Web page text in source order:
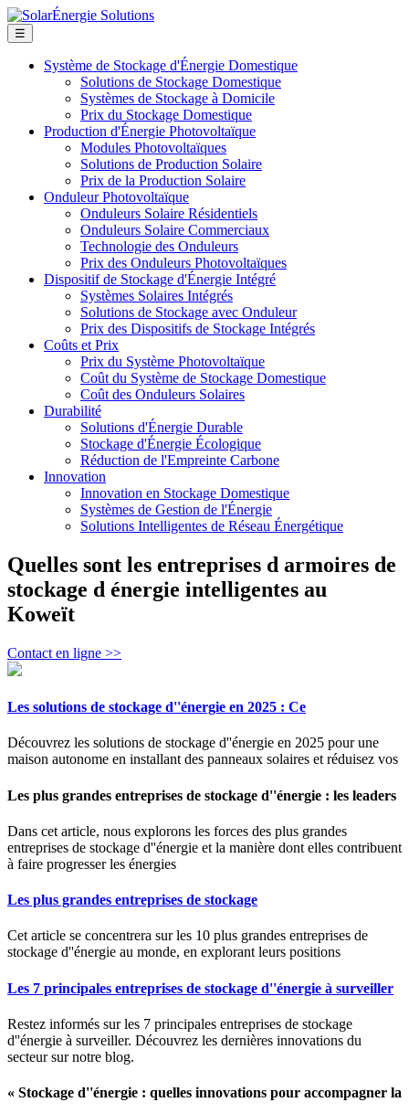
☰
Système de Stockage d'Énergie Domestique
Solutions de Stockage Domestique
Systèmes de Stockage à Domicile
Prix du Stockage Domestique
Production d'Énergie Photovoltaïque
Modules Photovoltaïques
Solutions de Production Solaire
Prix de la Production Solaire
Onduleur Photovoltaïque
Onduleurs Solaire Résidentiels
Onduleurs Solaire Commerciaux
Technologie des Onduleurs
Prix des Onduleurs Photovoltaïques
Dispositif de Stockage d'Énergie Intégré
Systèmes Solaires Intégrés
Solutions de Stockage avec Onduleur
Prix des Dispositifs de Stockage Intégrés
Coûts et Prix
Prix du Système Photovoltaïque
Coût du Système de Stockage Domestique
Coût des Onduleurs Solaires
Durabilité
Solutions d'Énergie Durable
Stockage d'Énergie Écologique
Réduction de l'Empreinte Carbone
Innovation
Innovation en Stockage Domestique
Systèmes de Gestion de l'Énergie
Solutions Intelligentes de Réseau Énergétique
Quelles sont les entreprises d armoires de
stockage d énergie intelligentes au
Koweït
Contact en ligne >>
Les solutions de stockage d''énergie en 2025 : Ce
Découvrez les solutions de stockage d''énergie en 2025 pour une
maison autonome en installant des panneaux solaires et réduisez vos
Les plus grandes entreprises de stockage d''énergie : les leaders
Dans cet article, nous explorons les forces des plus grandes
entreprises de stockage d''énergie et la manière dont elles contribuent
à faire progresser les énergies
Les plus grandes entreprises de stockage
Cet article se concentrera sur les 10 plus grandes entreprises de
stockage d''énergie au monde, en explorant leurs positions
Les 7 principales entreprises de stockage d''énergie à surveiller
Restez informés sur les 7 principales entreprises de stockage
d''énergie à surveiller. Découvrez les dernières innovations du
secteur sur notre blog.
« Stockage d''énergie : quelles innovations pour accompagner la